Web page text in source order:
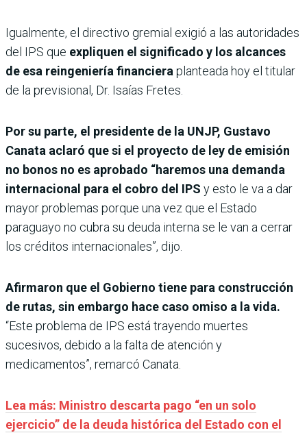
Igualmente, el directivo gremial exigió a las autoridades
del IPS que expliquen el significado y los alcances
de esa reingeniería financiera planteada hoy el titular
de la previsional, Dr. Isaías Fretes.
Por su parte, el presidente de la UNJP, Gustavo
Canata aclaró que si el proyecto de ley de emisión
no bonos no es aprobado “haremos una demanda
internacional para el cobro del IPS y esto le va a dar
mayor problemas porque una vez que el Estado
paraguayo no cubra su deuda interna se le van a cerrar
los créditos internacionales”, dijo.
Afirmaron que el Gobierno tiene para construcción
de rutas, sin embargo hace caso omiso a la vida.
“Este problema de IPS está trayendo muertes
sucesivos, debido a la falta de atención y
medicamentos”, remarcó Canata.
Lea más: Ministro descarta pago “en un solo
ejercicio” de la deuda histórica del Estado con el